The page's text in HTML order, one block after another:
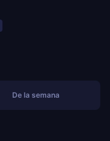
De la semana